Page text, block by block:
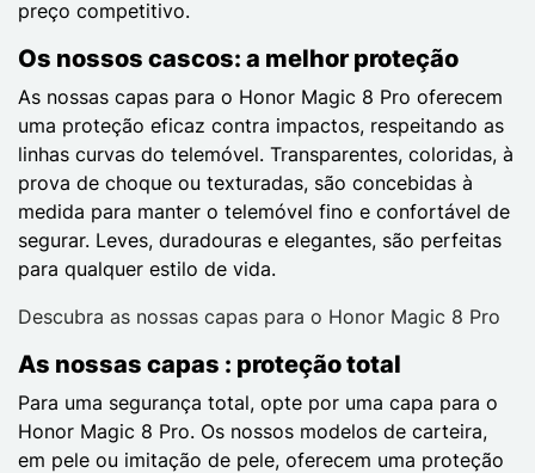
preço competitivo.
Os nossos cascos: a melhor proteção
As nossas capas para o Honor Magic 8 Pro oferecem
uma proteção eficaz contra impactos, respeitando as
linhas curvas do telemóvel. Transparentes, coloridas, à
prova de choque ou texturadas, são concebidas à
medida para manter o telemóvel fino e confortável de
segurar. Leves, duradouras e elegantes, são perfeitas
para qualquer estilo de vida.
Descubra as nossas capas para o Honor Magic 8 Pro
As nossas capas : proteção total
Para uma segurança total, opte por uma capa para o
Honor Magic 8 Pro. Os nossos modelos de carteira,
em pele ou imitação de pele, oferecem uma proteção